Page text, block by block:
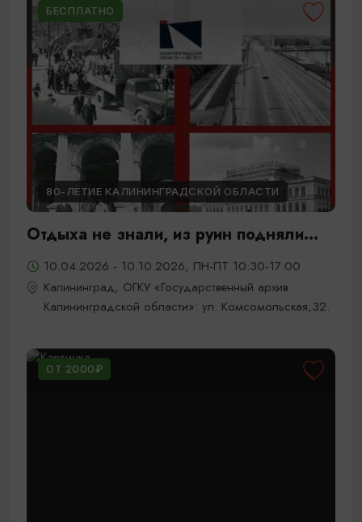
БЕСПЛАТНО
80-ЛЕТИЕ КАЛИНИНГРАДСКОЙ ОБЛАСТИ
Отдыха не знали, из руин подняли...
10.04.2026 - 10.10.2026, ПН-ПТ 10:30-17:00
Калининград, ОГКУ «Государственный архив
Калининградской области»: ул. Комсомольская,32.
ОТ 2000₽